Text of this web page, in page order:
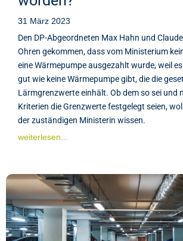
31 März 2023
Den DP-Abgeordneten Max Hahn und
Ohren gekommen, dass vom Ministerium
eine Wärmepumpe ausgezahlt wurde, weil
gut wie keine Wärmepumpe gibt, die die
Lärmgrenzwerte einhält. Ob dem so sei und
Kriterien die Grenzwerte festgelegt seien,
der zuständigen Ministerin wissen.
weiterlesen...